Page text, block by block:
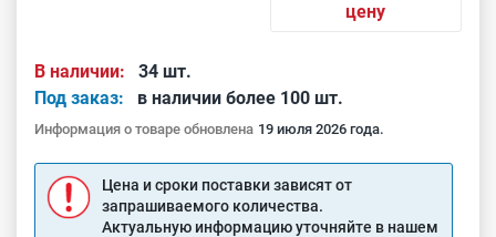
цену
В наличии:
34 шт.
Под заказ:
в наличии более 100 шт.
Информация о товаре обновлена 19 июля 2026 года.
Цена и сроки поставки зависят от
запрашиваемого количества.
Актуальную информацию уточняйте в нашем